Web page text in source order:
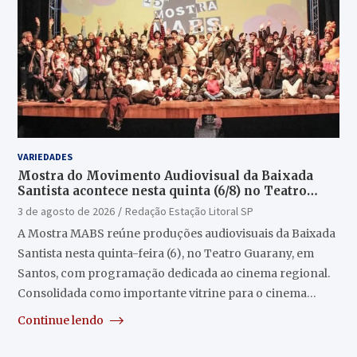
VARIEDADES
Mostra do Movimento Audiovisual da Baixada
Santista acontece nesta quinta (6/8) no Teatro
Guarany
3 de agosto de 2026
Redação Estação Litoral SP
A Mostra MABS reúne produções audiovisuais da Baixada
Santista nesta quinta-feira (6), no Teatro Guarany, em
Santos, com programação dedicada ao cinema regional.
Consolidada como importante vitrine para o cinema…
Continue lendo